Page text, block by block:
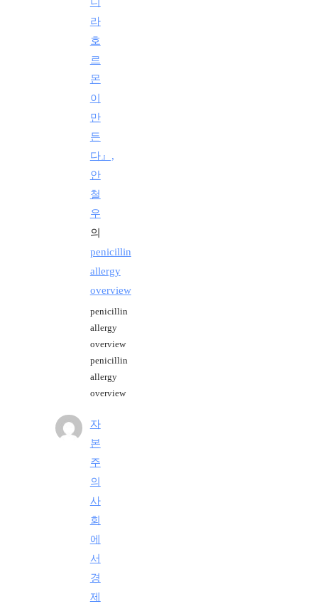
라
호
르
몬
이
만
든
다』,
안
철
우
의
penicillin
allergy
overview
penicillin
allergy
overview
penicillin
allergy
overview
자
본
주
의
사
회
에
서
경
제